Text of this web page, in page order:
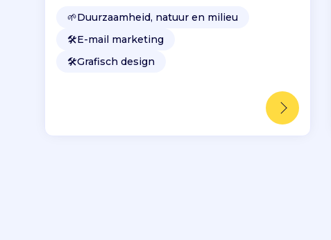
🌱Duurzaamheid, natuur en milieu
🛠️E-mail marketing
🛠️Grafisch design